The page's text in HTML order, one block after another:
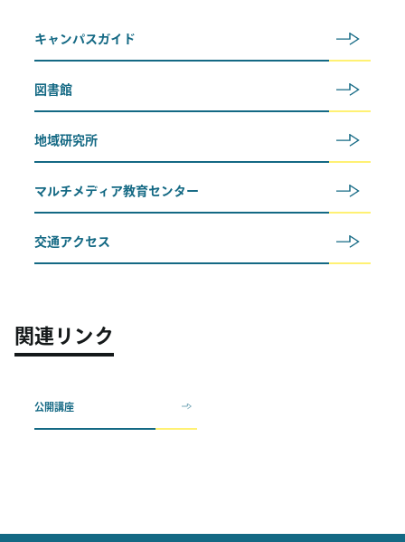
キャンパスガイド
図書館
地域研究所
マルチメディア教育センター
交通アクセス
関連リンク
公開講座